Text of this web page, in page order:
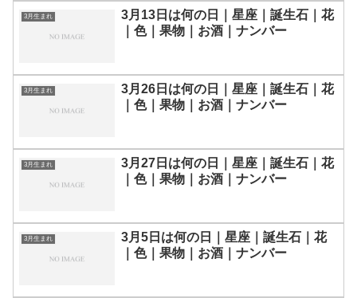
3月生まれ
3月13日は何の日｜星座｜誕生石｜花
｜色｜果物｜お酒｜ナンバー
3月生まれ
3月26日は何の日｜星座｜誕生石｜花
｜色｜果物｜お酒｜ナンバー
3月生まれ
3月27日は何の日｜星座｜誕生石｜花
｜色｜果物｜お酒｜ナンバー
3月生まれ
3月5日は何の日｜星座｜誕生石｜花
｜色｜果物｜お酒｜ナンバー